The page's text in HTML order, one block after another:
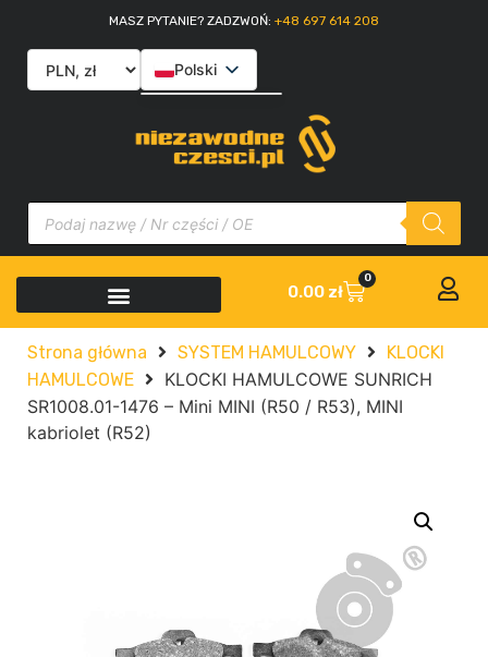
MASZ PYTANIE? ZADZWOŃ: +48 697 614 208
Polski
Slovenčina
0.00 zł
0
Strona główna SYSTEM HAMULCOWY
KLOCKI
HAMULCOWE
KLOCKI HAMULCOWE SUNRICH
SR1008.01-1476 – Mini MINI (R50 / R53), MINI
kabriolet (R52)